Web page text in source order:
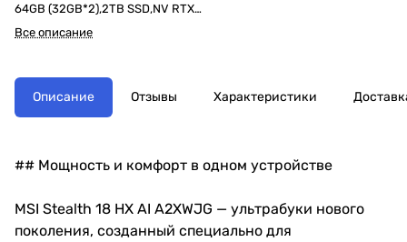
64GB (32GB*2),2TB SSD,NV RTX
5090(24GB
GDDR7),99.9Whr,2.89kg,1y,Win11Ho
Все описание
Описание Отзывы Характеристики
## Мощность и комфорт в одном устройстве
MSI Stealth 18 HX AI A2XWJG — ультрабуки нового
поколения, созданный специально для